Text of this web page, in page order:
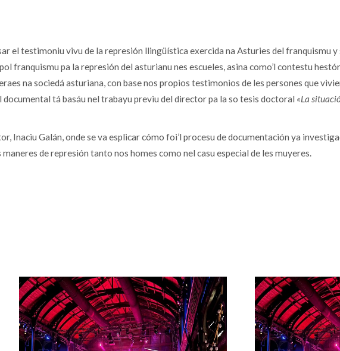
el testimoniu vivu de la represión llingüística exercida na Asturies del franquismu
franquismu pa la represión del asturianu nes escueles, asina como’l contestu
na sociedá asturiana, con base nos propios testimonios de les persones que
tá basáu nel trabayu previu del director pa la so tesis doctoral «La
Inaciu Galán, onde se va esplicar cómo foi’l procesu de documentación ya
de represión tanto nos homes como nel casu especial de les muyeres.